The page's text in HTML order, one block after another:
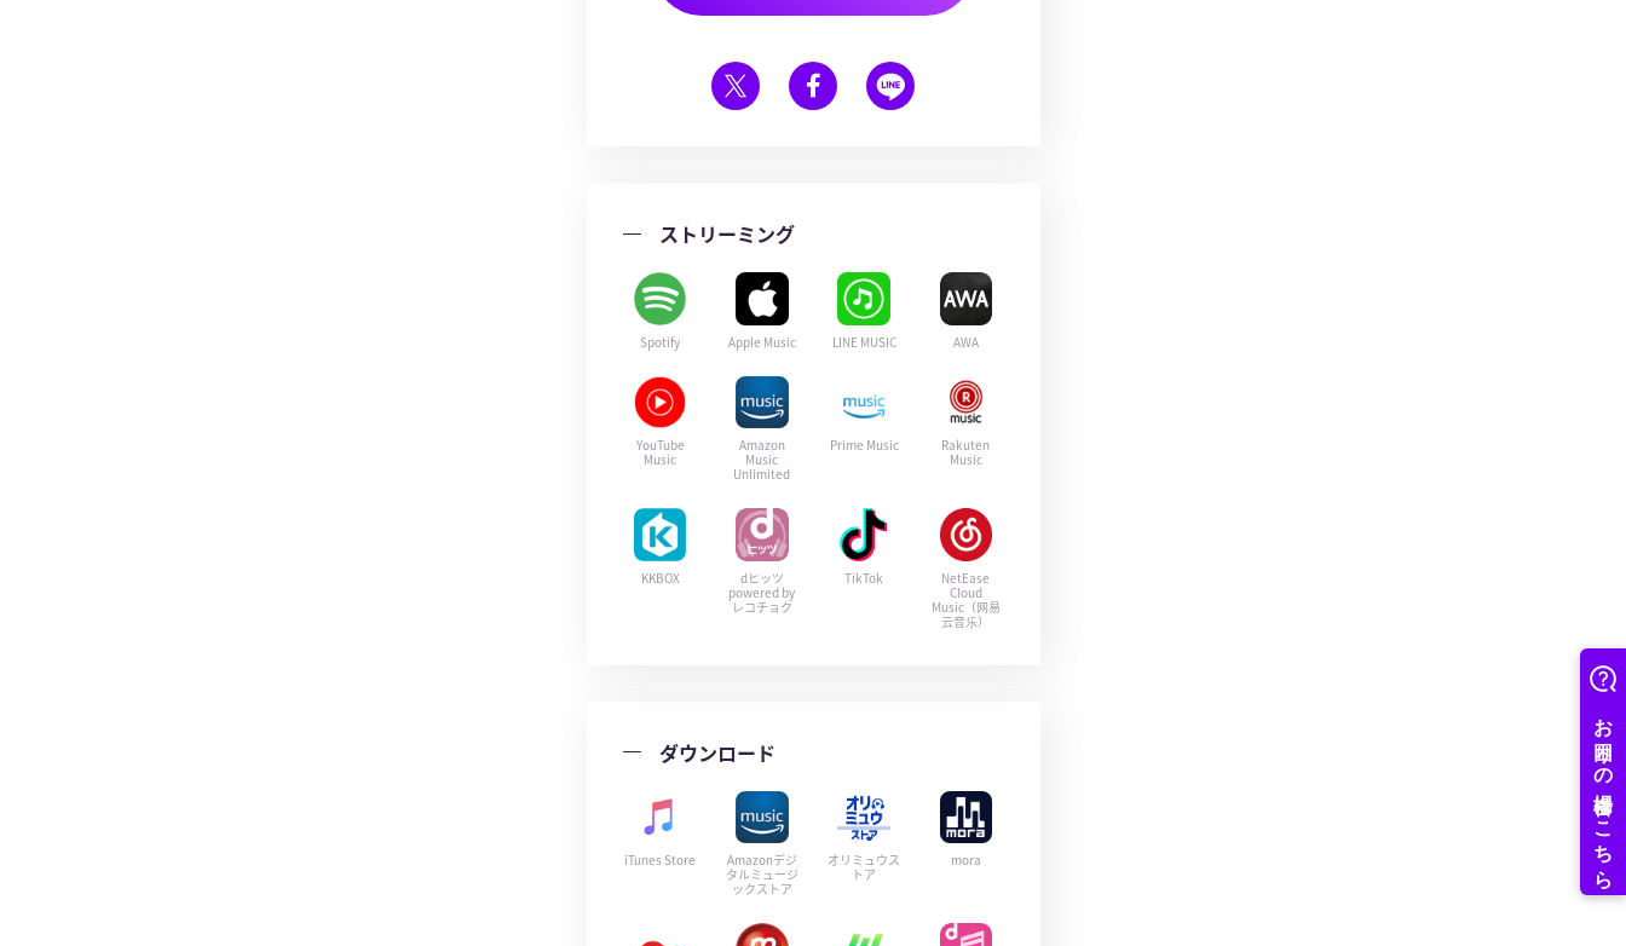
ストリーミング
Spotify Apple Music LINE MUSIC AWA
YouTube
Music
Amazon
Music
Unlimited
Prime Music
Rakuten
Music
KKBOX
dヒッツ
powered by
レコチョク
TikTok
NetEase
Cloud
Music（网易
云音乐）
ダウンロード
iTunes Store
Amazonデジ
タルミュージ
ックストア
オリミュウス
トア
mora